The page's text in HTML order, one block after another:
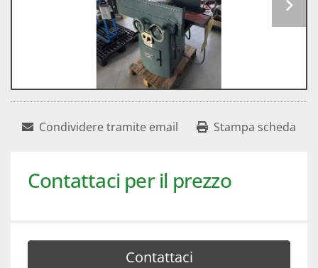
Condividere tramite email Stampa scheda
Contattaci per il prezzo
Contattaci